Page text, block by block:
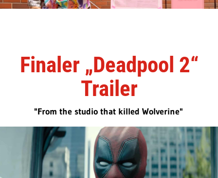
Finaler „Deadpool 2“
Trailer
"From the studio that killed Wolverine"